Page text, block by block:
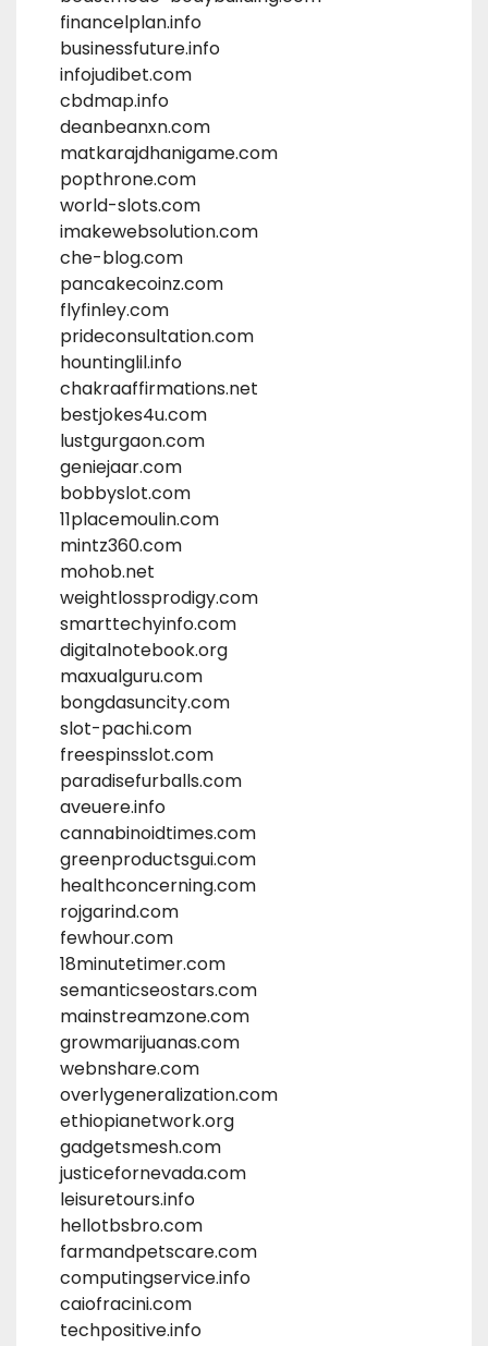
financelplan.info
businessfuture.info
infojudibet.com
cbdmap.info
deanbeanxn.com
matkarajdhanigame.com
popthrone.com
world-slots.com
imakewebsolution.com
che-blog.com
pancakecoinz.com
flyfinley.com
prideconsultation.com
hountinglil.info
chakraaffirmations.net
bestjokes4u.com
lustgurgaon.com
geniejaar.com
bobbyslot.com
11placemoulin.com
mintz360.com
mohob.net
weightlossprodigy.com
smarttechyinfo.com
digitalnotebook.org
maxualguru.com
bongdasuncity.com
slot-pachi.com
freespinsslot.com
paradisefurballs.com
aveuere.info
cannabinoidtimes.com
greenproductsgui.com
healthconcerning.com
rojgarind.com
fewhour.com
18minutetimer.com
semanticseostars.com
mainstreamzone.com
growmarijuanas.com
webnshare.com
overlygeneralization.com
ethiopianetwork.org
gadgetsmesh.com
justicefornevada.com
leisuretours.info
hellotbsbro.com
farmandpetscare.com
computingservice.info
caiofracini.com
techpositive.info